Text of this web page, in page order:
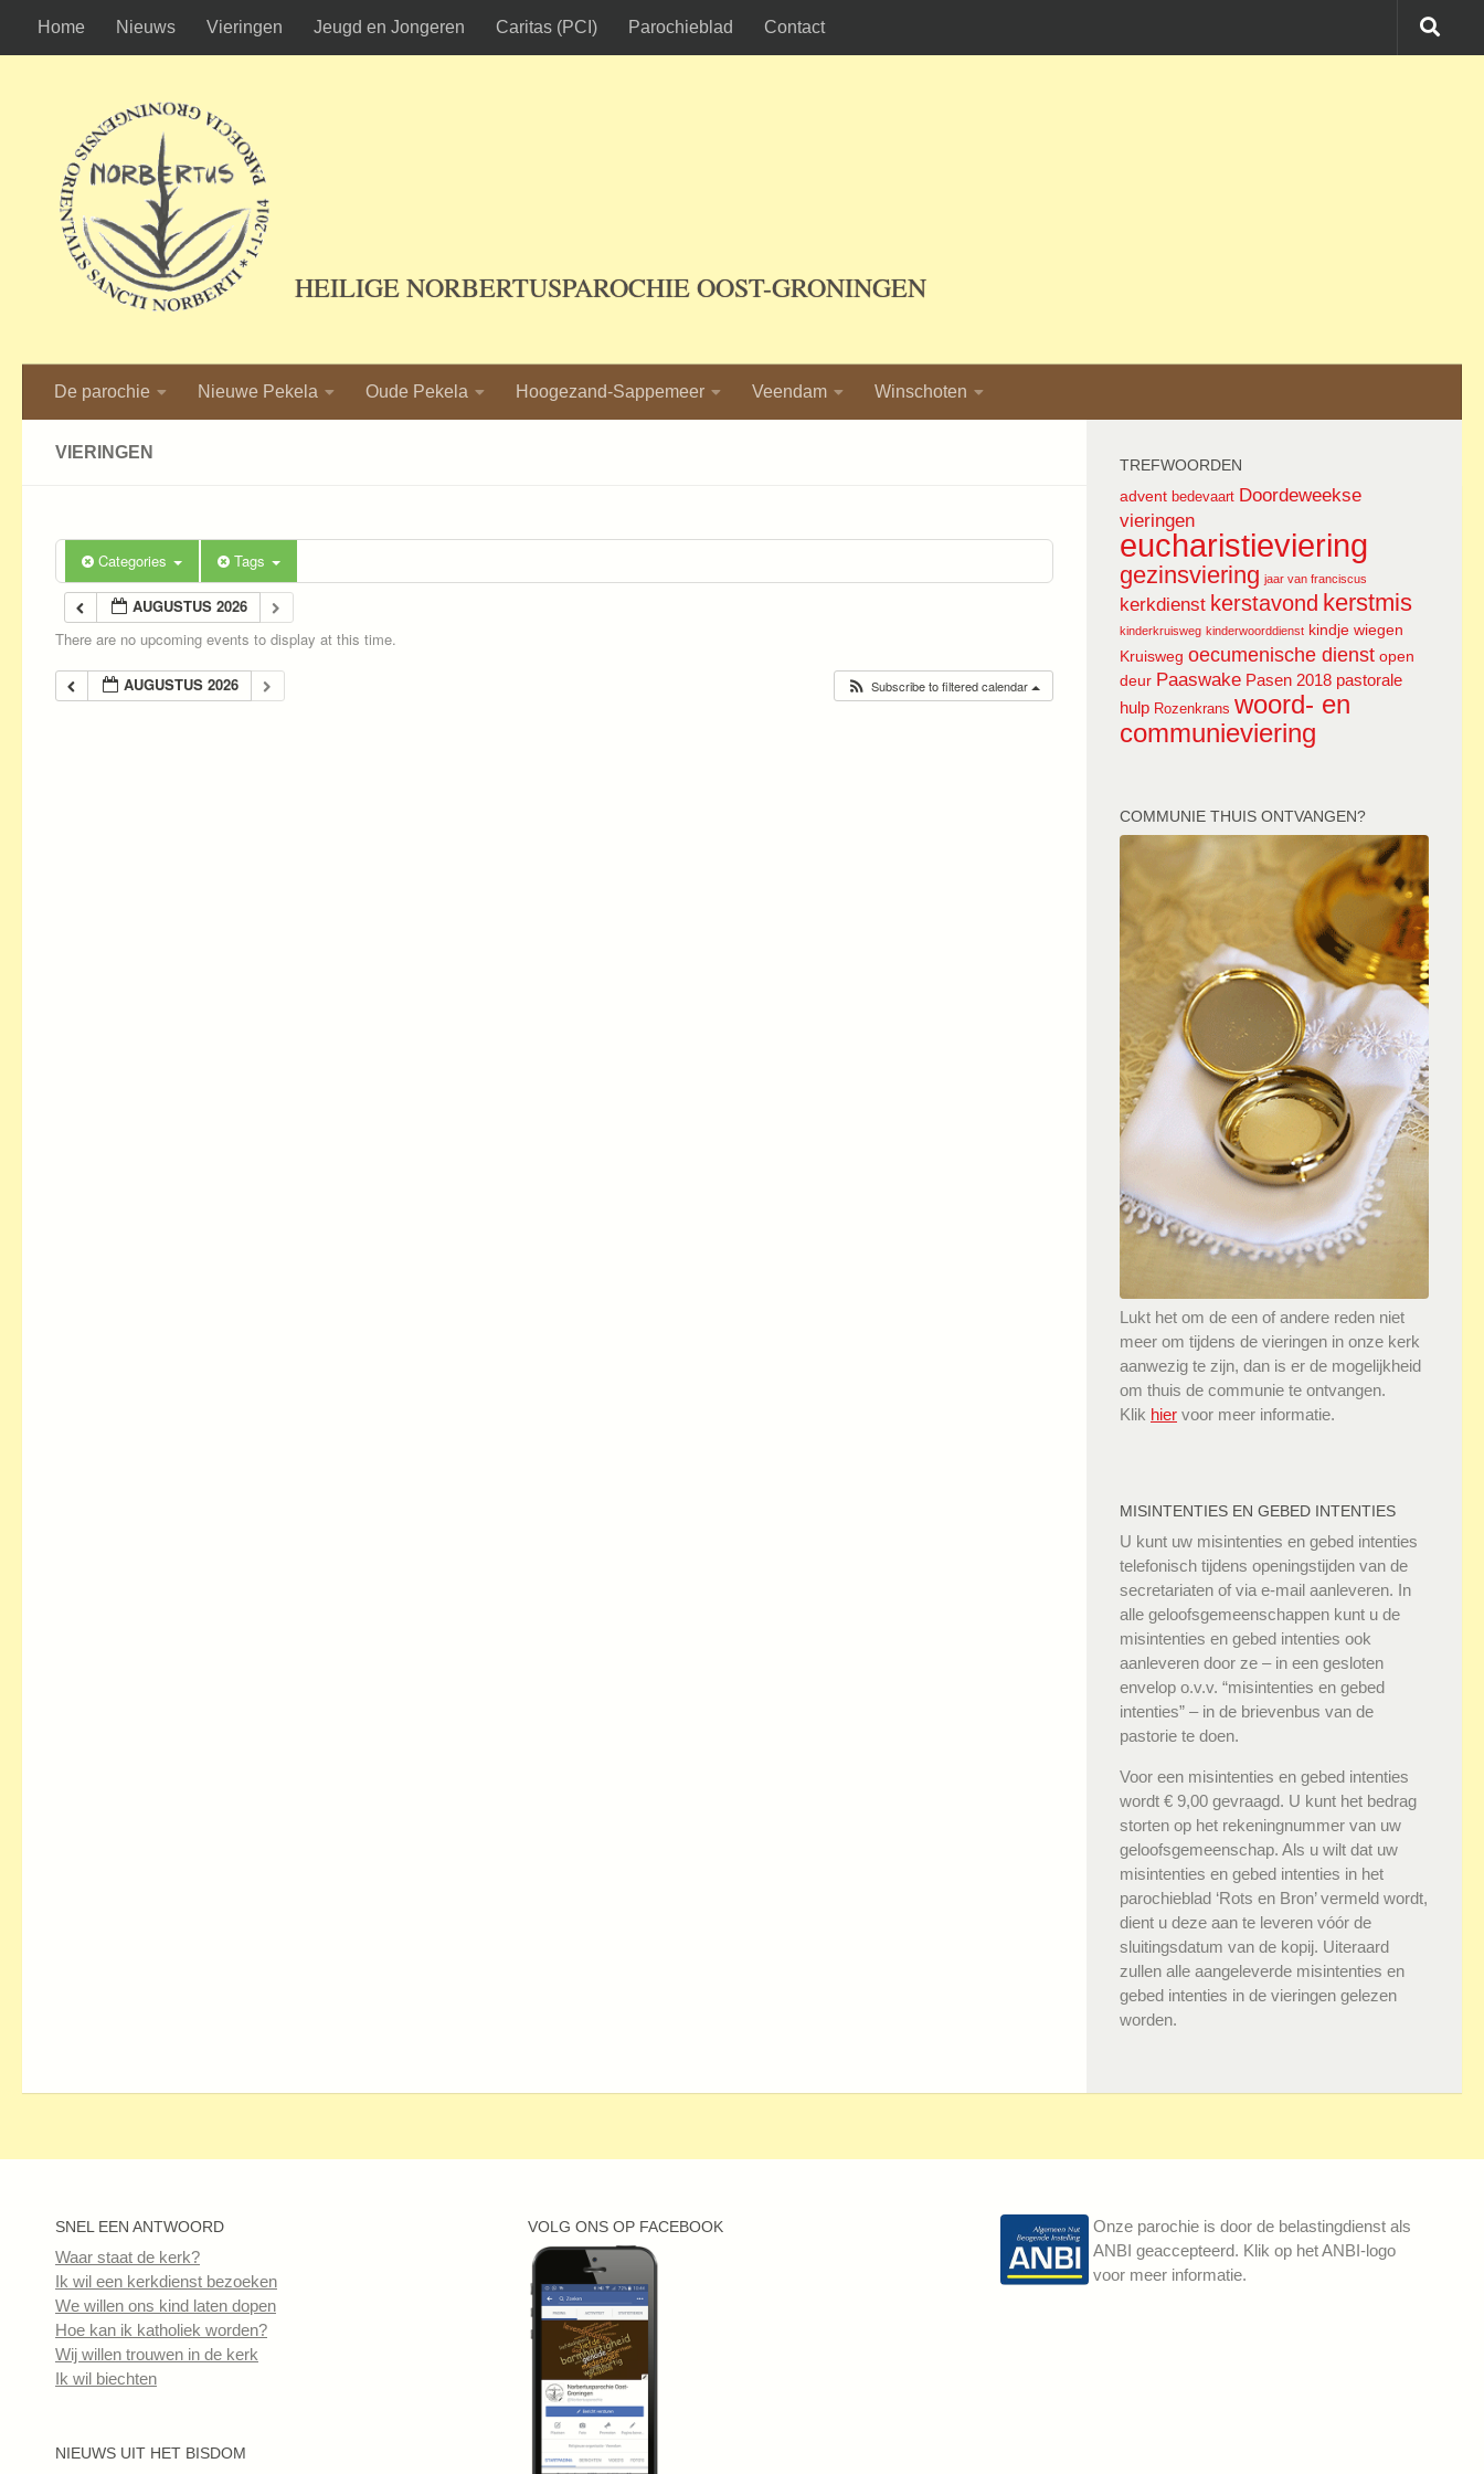
Ga naar de inhoud
Home Nieuws Vieringen Jeugd en Jongeren Caritas (PCI) Parochieblad Contact
HEILIGE NORBERTUSPAROCHIE OOST-GRONINGEN
De parochie Nieuwe Pekela Oude Pekela Hoogezand-Sappemeer Veendam Winschoten
VIERINGEN
Categories Tags
AUGUSTUS 2026
There are no upcoming events to display at this time.
AUGUSTUS 2026 Subscribe to filtered calendar
TREFWOORDEN
advent bedevaart Doordeweekse
vieringen
eucharistieviering
gezinsviering jaar van franciscus
kerkdienst kerstavond kerstmis
kinderkruisweg kinderwoorddienst kindje wiegen
Kruisweg oecumenische dienst open
deur Paaswake Pasen 2018 pastorale
hulp Rozenkrans woord- en
communieviering
COMMUNIE THUIS ONTVANGEN?
Lukt het om de een of andere reden niet
meer om tijdens de vieringen in onze kerk
aanwezig te zijn, dan is er de mogelijkheid
om thuis de communie te ontvangen.
Klik hier voor meer informatie.
MISINTENTIES EN GEBED INTENTIES
U kunt uw misintenties en gebed intenties
telefonisch tijdens openingstijden van de
secretariaten of via e-mail aanleveren. In
alle geloofsgemeenschappen kunt u de
misintenties en gebed intenties ook
aanleveren door ze – in een gesloten
envelop o.v.v. “misintenties en gebed
intenties” – in de brievenbus van de
pastorie te doen.
Voor een misintenties en gebed intenties
wordt € 9,00 gevraagd. U kunt het bedrag
storten op het rekeningnummer van uw
geloofsgemeenschap. Als u wilt dat uw
misintenties en gebed intenties in het
parochieblad ‘Rots en Bron’ vermeld wordt,
dient u deze aan te leveren vóór de
sluitingsdatum van de kopij. Uiteraard
zullen alle aangeleverde misintenties en
gebed intenties in de vieringen gelezen
worden.
SNEL EEN ANTWOORD
Waar staat de kerk?
Ik wil een kerkdienst bezoeken
We willen ons kind laten dopen
Hoe kan ik katholiek worden?
Wij willen trouwen in de kerk
Ik wil biechten
NIEUWS UIT HET BISDOM
VOLG ONS OP FACEBOOK
Onze parochie is door de belastingdienst als
ANBI geaccepteerd. Klik op het ANBI-logo
voor meer informatie.